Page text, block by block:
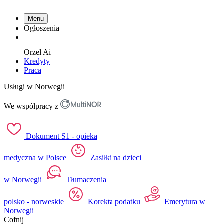
Menu
Ogłoszenia
OrzełAi
Kredyty
Praca
Usługi w Norwegii
We współpracy z
Dokument S1 - opieka
medyczna w Polsce Zasiłki na dzieci
w Norwegii Tłumaczenia
polsko - norweskie Korekta podatku
Emerytura w
Norwegii
Cofnij